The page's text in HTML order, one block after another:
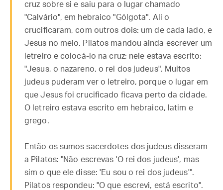
cruz sobre si e saiu para o lugar chamado
"Calvário", em hebraico "Gólgota". Ali o
crucificaram, com outros dois: um de cada lado, e
Jesus no meio. Pilatos mandou ainda escrever um
letreiro e colocá-lo na cruz; nele estava escrito:
"Jesus, o nazareno, o rei dos judeus". Muitos
judeus puderam ver o letreiro, porque o lugar em
que Jesus foi crucificado ficava perto da cidade.
O letreiro estava escrito em hebraico, latim e
grego.
Então os sumos sacerdotes dos judeus disseram
a Pilatos: "Não escrevas 'O rei dos judeus', mas
sim o que ele disse: 'Eu sou o rei dos judeus'".
Pilatos respondeu: "O que escrevi, está escrito".